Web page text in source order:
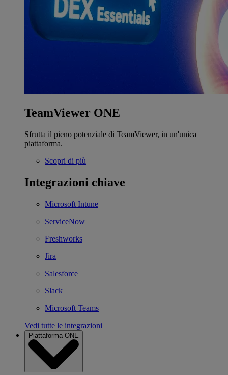
TeamViewer ONE
Sfrutta il pieno potenziale di TeamViewer, in un'unica
piattaforma.
Scopri di più
Integrazioni chiave
Microsoft Intune
ServiceNow
Freshworks
Jira
Salesforce
Slack
Microsoft Teams
Vedi tutte le integrazioni
Piattaforma ONE